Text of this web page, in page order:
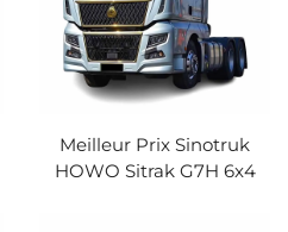
Meilleur Prix Sinotruk
HOWO Sitrak G7H 6x4